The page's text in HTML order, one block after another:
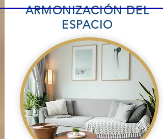
ARMONIZACIÓN DEL
ESPACIO